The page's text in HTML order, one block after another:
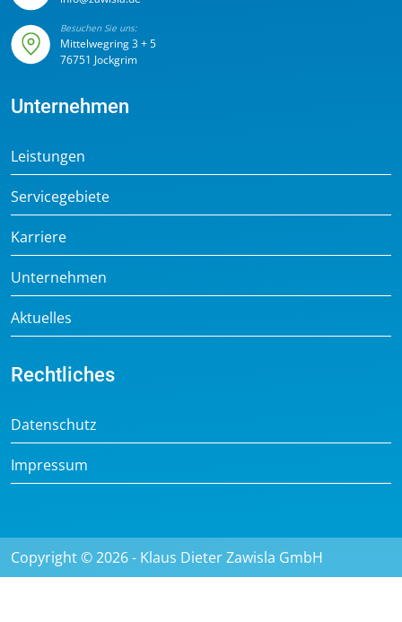
Besuchen Sie uns:
Mittelwegring 3 + 5
76751 Jockgrim
Unternehmen
Leistungen
Servicegebiete
Karriere
Unternehmen
Aktuelles
Rechtliches
Datenschutz
Impressum
Copyright © 2026 - Klaus Dieter Zawisla GmbH